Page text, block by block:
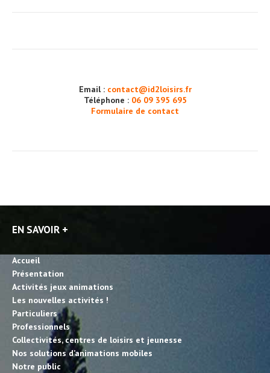
Email : contact@id2loisirs.fr
Téléphone : 06 09 395 695
Formulaire de contact
EN SAVOIR +
Accueil
Présentation
Activités jeux animations
Les nouvelles activités !
Particuliers
Professionnels
Collectivités, centres de loisirs et jeunesse
Nos solutions d’animations mobiles
Notre public